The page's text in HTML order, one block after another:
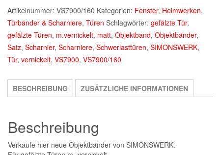
Objektband
VS
7900/160
matt
vernickelt
Menge
Artikelnummer: VS7900/160 Kategorien: Fenster, Heimwerken,
Türbänder & Scharniere, Türen Schlagwörter: gefälzte Tür,
gefälzte Türen, m.vernickelt, matt, Objektband, Objektbänder,
Satz, Scharnier, Scharniere, Schwerlasttüren, SIMONSWERK,
Tür, vernickelt, VS7900, VS7900/160
BESCHREIBUNG ZUSÄTZLICHE INFORMATIONEN
Beschreibung
Verkaufe hier neue Objektbänder von SIMONSWERK.